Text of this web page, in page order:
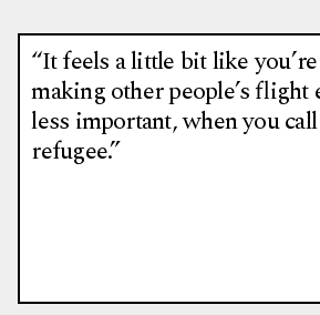
“It feels a little bit like
making other people’s flight
less important, when you
refugee.”